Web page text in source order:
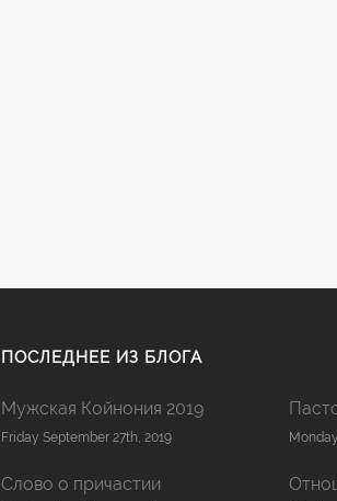
ПОСЛЕДНЕЕ ИЗ БЛОГА
Мужская Койнония 2019
Friday September 27th, 2019
Слово о причастии